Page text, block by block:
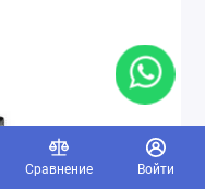
Сравнение Войти